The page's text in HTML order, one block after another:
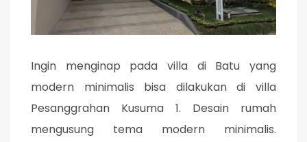
Ingin menginap pada villa di Batu yang
modern minimalis bisa dilakukan di villa
Pesanggrahan Kusuma 1. Desain rumah
mengusung tema modern minimalis.